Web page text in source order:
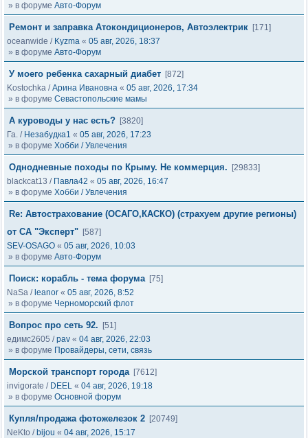
» в форуме Авто-Форум
Ремонт и заправка Атокондиционеров, Автоэлектрик [171]
oceanwide / Kyzma « 05 авг, 2026, 18:37
» в форуме Авто-Форум
У моего ребенка сахарный диабет [872]
Kostochka /Арина Ивановна « 05 авг, 2026, 17:34
» в форуме Севастопольские мамы
А куроводы у нас есть? [3820]
Га. / Незабудка1 « 05 авг, 2026, 17:23
» в форуме Хобби / Увлечения
Однодневные походы по Крыму. Не коммерция.
[29833]
blackcat13 / Павла42 « 05 авг, 2026, 16:47
» в форуме Хобби / Увлечения
Re: Автострахование (ОСАГО,КАСКО) (страхуем другие регионы)
от СА "Эксперт" [587]
SEV-OSAGO « 05 авг, 2026, 10:03
» в форуме Авто-Форум
Поиск: корабль - тема форума [75]
NaSa / leanor « 05 авг, 2026, 8:52
» в форуме Черноморский флот
Вопрос про сеть 92.
[51]
едимс2605 /pav « 04 авг, 2026, 22:03
» в форуме Провайдеры, сети, связь
Морской транспорт города [7612]
invigorate / DEEL « 04 авг, 2026, 19:18
» в форуме Основной форум
Купля/продажа фотожелезок 2 [20749]
NeKto / bijou « 04 авг, 2026, 15:17